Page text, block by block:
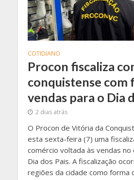
COTIDIANO
Procon fiscaliza
conquistense com
vendas para o Dia
2 dias atrás
O Procon de Vitória da
esta sexta-feira (7) uma
comércio voltada às vendas no
Dia dos Pais. A fiscalização
regiões da cidade como forma